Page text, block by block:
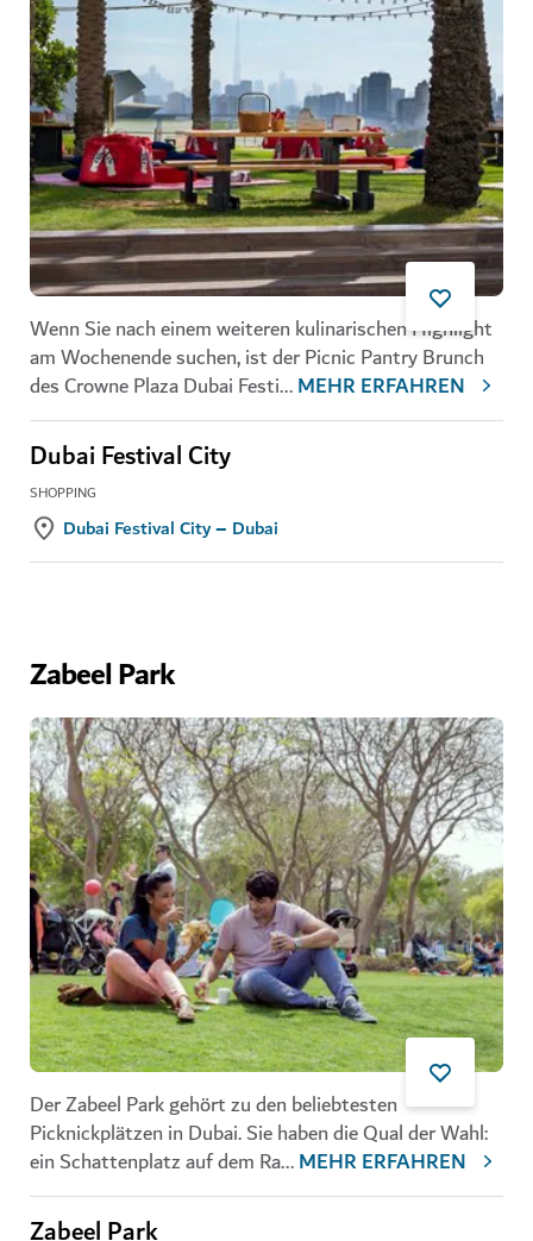
Wenn Sie nach einem weiteren kulinarischen Highlight
am Wochenende suchen, ist der Picnic Pantry Brunch
des Crowne Plaza Dubai Festi...MEHR ERFAHREN
Dubai Festival City
SHOPPING
Dubai Festival City – Dubai
Zabeel Park
DerZabeel Parkgehört zu den beliebtesten
Picknickplätzen in Dubai. Sie haben die Qual der Wahl:
ein Schattenplatz auf dem Ra...MEHR ERFAHREN
Zabeel Park